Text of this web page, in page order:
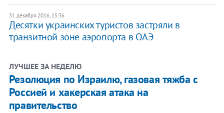
31 декабря 2016, 15:36
Десятки украинских туристов застряли в
транзитной зоне аэропорта в ОАЭ
ЛУЧШЕЕ ЗА НЕДЕЛЮ
Резолюция по Израилю, газовая тяжба с
Россией и хакерская атака на
правительство